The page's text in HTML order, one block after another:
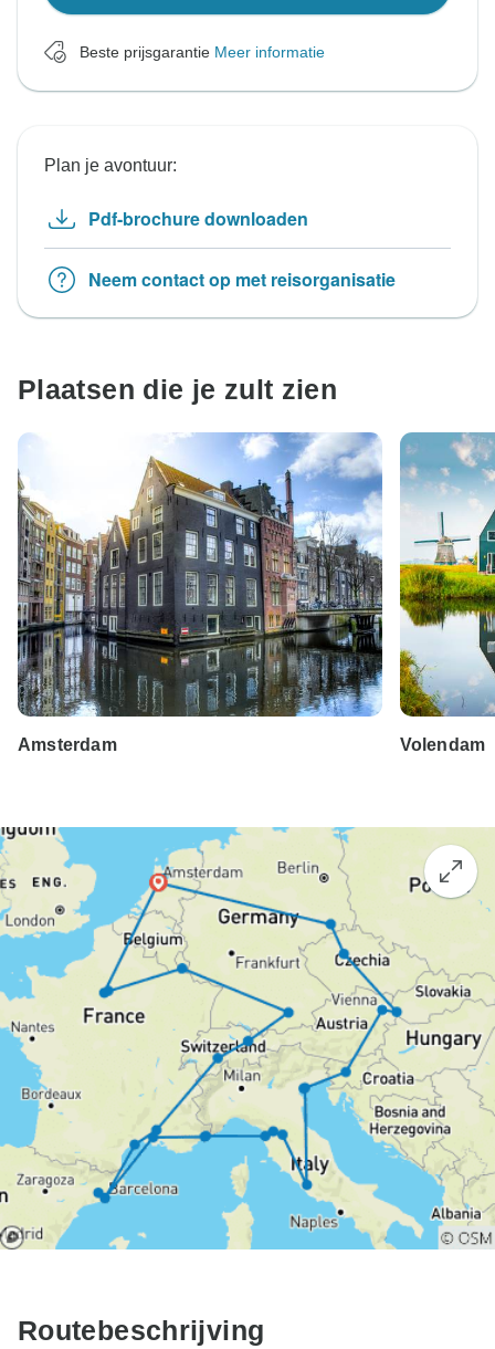
Beste prijsgarantie Meer informatie
Plan je avontuur:
Pdf-brochure downloaden
Neem contact op met reisorganisatie
Plaatsen die je zult zien
Amsterdam Volendam
Routebeschrijving